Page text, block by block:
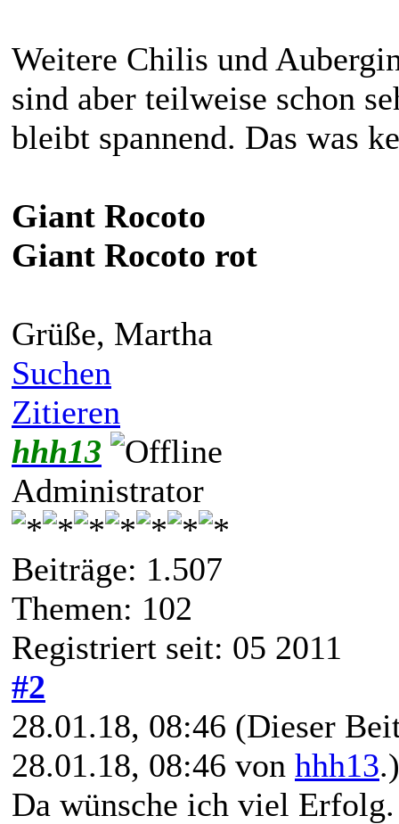
Weitere Chilis und
sind aber teilweise schon
bleibt spannend. Das was
Giant Rocoto
Giant Rocoto rot
Grüße, Martha
Suchen
Zitieren
hhh13
Administrator
Beiträge: 1.507
Themen: 102
Registriert seit: 05 2011
#2
28.01.18, 08:46 (Dieser
28.01.18, 08:46 von hhh13.)
Da wünsche ich viel